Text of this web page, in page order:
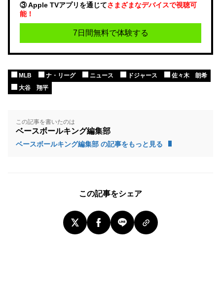
③ Apple TVアプリを通じてさまざまなデバイスで視聴可
能！
7日間無料で体験する
MLB ナ・リーグ ニュース ドジャース
佐々木 朗希
大谷 翔平
この記事を書いたのは
ベースボールキング編集部
ベースボールキング編集部 の記事をもっと見る
この記事をシェア